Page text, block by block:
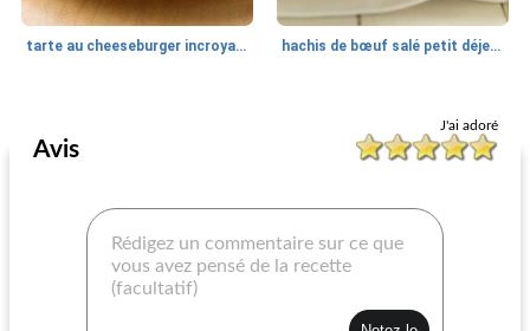
tarte au cheeseburger incroyablement facile hachis de bœuf salé petit déjeuner
J'ai adoré
Avis